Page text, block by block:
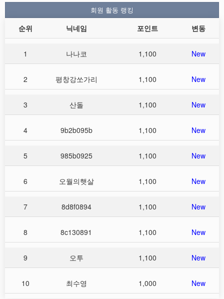
회원 활동 랭킹
순위 닉네임 포인트 변동
1 나나코 1,100 New
2 평창강쏘가리 1,100 New
3 산돌 1,100 New
4 9b2b095b 1,100 New
5 985b0925 1,100 New
6 오월의햇살 1,100 New
7 8d8f0894 1,100 New
8 8c130891 1,100 New
9 오투 1,100 New
10 최수영 1,000 New